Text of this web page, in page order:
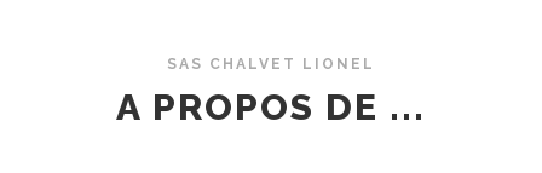
SAS CHALVET LIONEL
A PROPOS DE ...